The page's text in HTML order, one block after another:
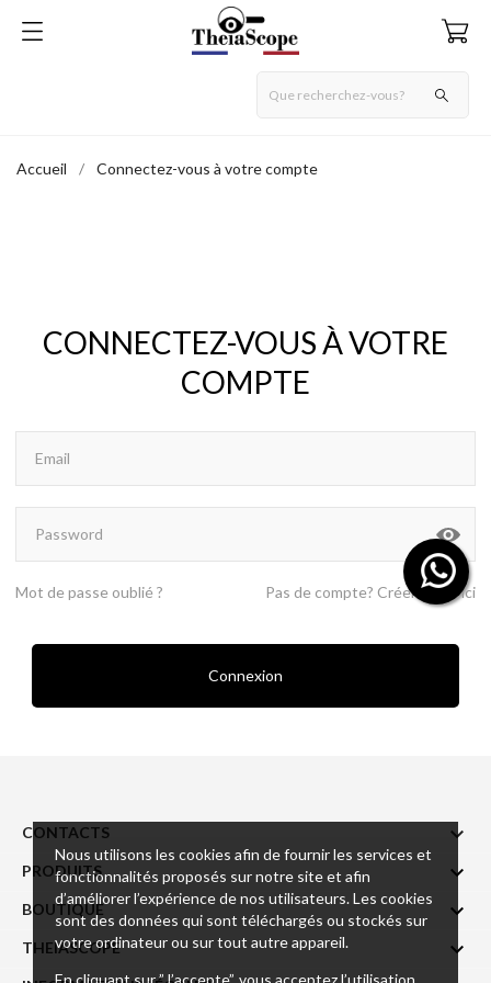
Nous utilisons les cookies afin de fournir les services et
fonctionnalités proposés sur notre site et afin
d’améliorer l’expérience de nos utilisateurs. Les cookies
sont des données qui sont téléchargés ou stockés sur
votre ordinateur ou sur tout autre appareil.
En cliquant sur ”J’accepte”, vous acceptez l’utilisation
Accueil Connectez-vous à votre compte
CONNECTEZ-VOUS À VOTRE
COMPTE
Mot de passe oublié ? Pas de compte? Créer en un ici
Connexion
CONTACTS 
PRODUITS 
BOUTIQUE 
THEIASCOPE 